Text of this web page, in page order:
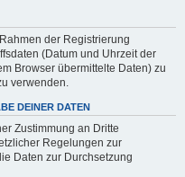
der Registrierung
(Datum und Uhrzeit der
Browser übermittelte Daten) zu
verwenden.
DEINER DATEN
Zustimmung an Dritte
Regelungen zur
Daten zur Durchsetzung